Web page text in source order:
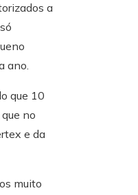
a
ano.
que 10
no
e da
muito